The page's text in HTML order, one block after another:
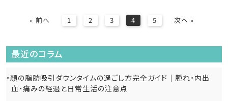
« 前へ 1 2 3 4 5 次へ »
最近のコラム
顔の脂肪吸引ダウンタイムの過ごし方完全ガイド｜腫れ・内出
血・痛みの経過と日常生活の注意点